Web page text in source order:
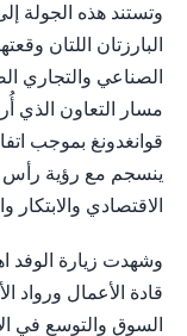
وتستند هذه الجولة
البارزتان اللتان
الصناعي والتجاري
مسار التعاون الذي
الاقتصادي والابتكار
قادة الأعمال ورواد
السوق والتوسع في